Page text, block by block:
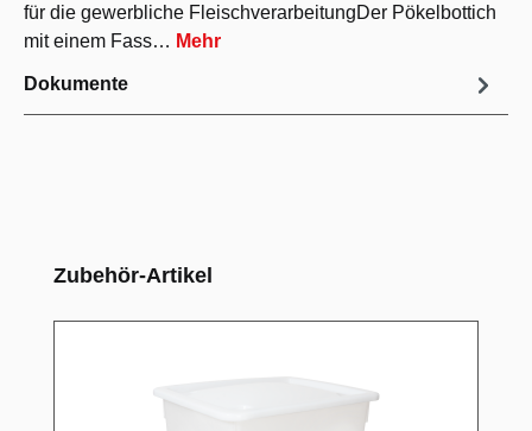
für die gewerbliche FleischverarbeitungDer Pökelbottich
mit einem Fass… Mehr
Dokumente
Produktgalerie überspringen
Zubehör-Artikel